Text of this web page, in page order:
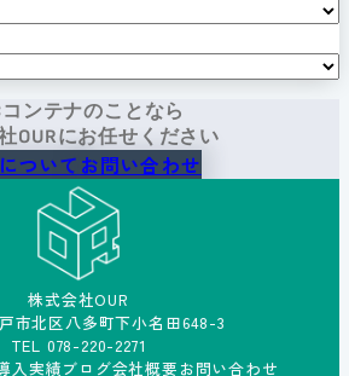
コンテナのことなら
OURにお任せください
ついて お問い合わせ
株式会社OUR
市北区八多町下小名田648-3
TEL 078-220-2271
入実績ブログ会社概要 お問い合わせ